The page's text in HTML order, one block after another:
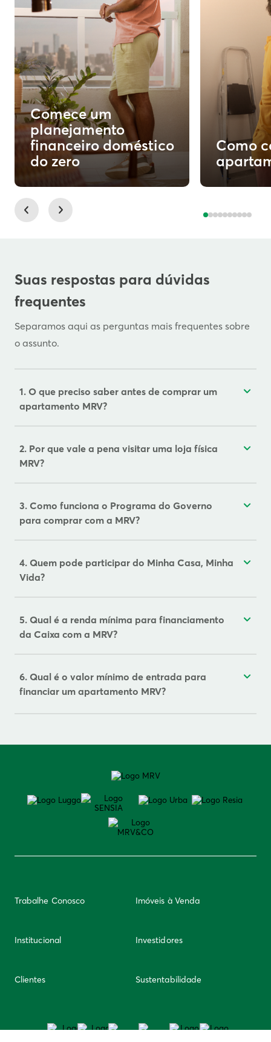
Comece um
planejamento
financeiro doméstico
do zero
Como
Suas respostas para dúvidas
frequentes
Separamos aqui as perguntas mais frequentes sobre
o assunto.
1. O que preciso saber antes de comprar um
apartamento MRV?
2. Por que vale a pena visitar uma loja física
MRV?
3. Como funciona o Programa do Governo
para comprar com a MRV?
4. Quem pode participar do Minha Casa, Minha
Vida?
5. Qual é a renda mínima para financiamento
da Caixa com a MRV?
6. Qual é o valor mínimo de entrada para
financiar um apartamento MRV?
Trabalhe Conosco Imóveis à Venda
Institucional Investidores
Clientes Sustentabilidade